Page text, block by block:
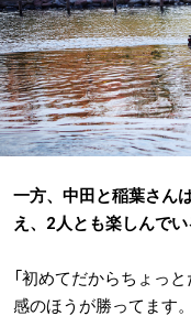
一方、中田と稲葉さん
え、2人とも楽しんでい
「初めてだからちょっ
感のほうが勝ってます。